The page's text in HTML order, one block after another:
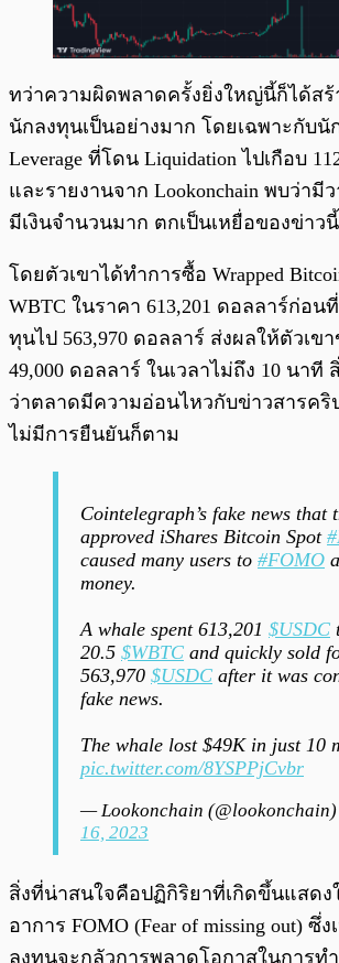
ทว่าความผิดพลาดครั้งยิ่งใหญ่นี้ก็ได้สร้
นักลงทุนเป็นอย่างมาก โดยเฉพาะกับนั
Leverage ที่โดน Liquidation ไปเกือบ
และรายงานจาก Lookonchain พบว่า
มีเงินจำนวนมาก ตกเป็นเหยื่อของข่าว
โดยตัวเขาได้ทำการซื้อ Wrapped
WBTC ในราคา 613,201 ดอลลาร์ก่อน
ทุนไป 563,970 ดอลลาร์ ส่งผลให้ตัวเข
49,000 ดอลลาร์ ในเวลาไม่ถึง 10 นาที
ว่าตลาดมีความอ่อนไหวกับข่าวสารคริ
ไม่มีการยืนยันก็ตาม
Cointelegraph’s fake news that
approved iShares Bitcoin Spot
caused many users to #FOMO
money.
A whale spent 613,201 $USDC
20.5 $WBTC and quickly sold
563,970 $USDC after it was
fake news.
The whale lost $49K in just 10
pic.twitter.com/8YSPPjCvbr
— Lookonchain (@lookonchain)
16, 2023
สิ่งที่น่าสนใจคือปฏิกิริยาที่เกิดขึ้นแสดง
อาการ FOMO (Fear of missing out) ซึ่
ลงทุนจะกลัวการพลาดโอกาสในการท